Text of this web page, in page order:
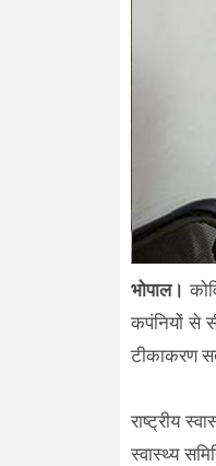
भोपाल।
कपंनियों से
टीकाकरण
राष्ट्रीय
स्वास्थ्य